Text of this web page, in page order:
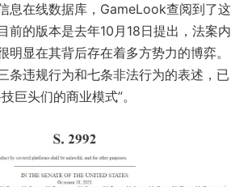
息在线数据库，GameLook查阅到了这
前的版本是去年10月18日提出，法案内
明显在其背后存在着多方势力的博弈。
条违规行为和七条非法行为的表述，已
巨头们的商业模式”。